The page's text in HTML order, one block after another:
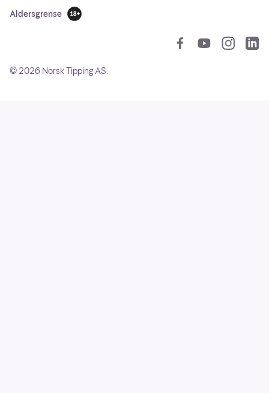
Aldersgrense
18 år
© 2026 Norsk Tipping AS.